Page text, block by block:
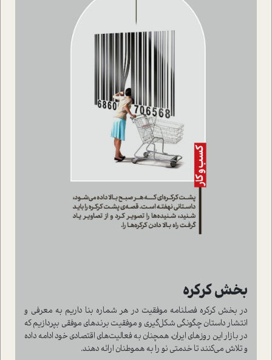
بخش کرکره
در بخش کرکره فصلنامه موفقیت در هر شماره بنا داریم به معرفی و
انتشار داستان چگونگی شکل‌گیری و موفقیت برندهای موفقی بپردازیم که
در بازار این روزهای ایران، همچنان به فعالیت‌های اقتصادی خود ادامه داده
و تلاش می‌کنند تا خدمتی نو را به هموطنان ارائه دهند.